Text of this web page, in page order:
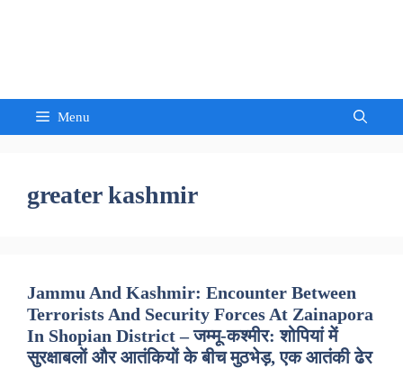
Menu
greater kashmir
Jammu And Kashmir: Encounter Between
Terrorists And Security Forces At Zainapora
In Shopian District – जम्मू-कश्मीर: शोपियां में
सुरक्षाबलों और आतंकियों के बीच मुठभेड़, एक आतंकी ढेर